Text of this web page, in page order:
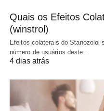
Quais os Efeitos
(winstrol)
Efeitos colaterais do Stanozolol
número de usuários deste…
4 dias atrás